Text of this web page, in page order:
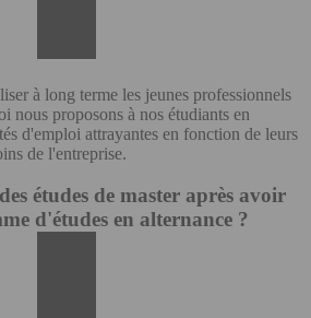
à long terme les jeunes professionnels
nous proposons à nos étudiants en
d'emploi attrayantes en fonction de leurs
de l'entreprise.
études de master après avoir
d'études en alternance ?